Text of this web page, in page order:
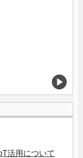
活用について